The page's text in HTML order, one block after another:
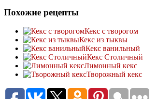
Похожие рецепты
Кекс с творогом
Кекс из тыквы
Кекс ванильный
Кекс Столичный
Лимонный кекс
Творожный кекс